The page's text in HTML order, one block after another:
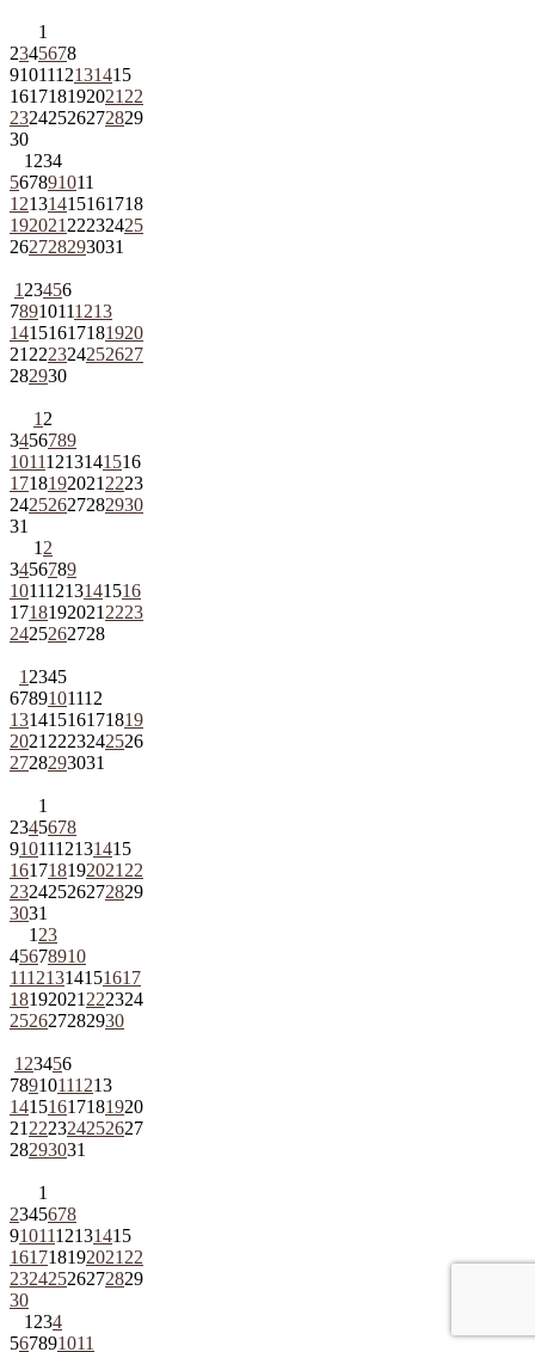
1
2345678
9101112131415
161718192021 22
23242526272829
30
1 234
567891011
12131415161718
192021 22232425
262728293031
1 23456
78910111213
14151617181920
21 222324252627
282930
1 2
3456789
10111213141516
1718192021 2223
24252627282930
31
1 2
3456789
10111213141516
1718192021 2223
2425262728
1 2345
6789101112
13141516171819
2021 2223242526
2728293031
1
2345678
9101112131415
161718192021 22
23242526272829
3031
1 23
45678910
11121314151617
18192021 222324
252627282930
1 23456
78910111213
14151617181920
21 222324252627
28293031
1
2345678
9101112131415
161718192021 22
23242526272829
30
1 234
567891011